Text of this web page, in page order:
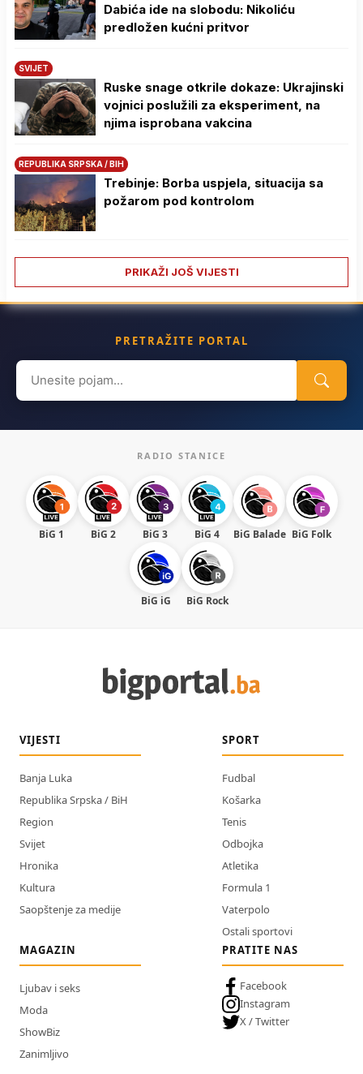
Dabića ide na slobodu: Nikoliću
predložen kućni pritvor
SVIJET
Ruske snage otkrile dokaze: Ukrajinski
vojnici poslužili za eksperiment, na
njima isprobana vakcina
REPUBLIKA SRPSKA / BIH
Trebinje: Borba uspjela, situacija sa
požarom pod kontrolom
PRIKAŽI JOŠ VIJESTI
PRETRAŽITE PORTAL
Search
for:
RADIO STANICE
BiG 1 BiG 2 BiG 3 BiG 4 BiG Balade BiG Folk
BiG iG BiG Rock
VIJESTI
Banja Luka
Republika Srpska / BiH
Region
Svijet
Hronika
Kultura
Saopštenje za medije
SPORT
Fudbal
Košarka
Tenis
Odbojka
Atletika
Formula 1
Vaterpolo
Ostali sportovi
MAGAZIN
Ljubav i seks
Moda
ShowBiz
Zanimljivo
PRATITE NAS
Facebook
Instagram
X / Twitter